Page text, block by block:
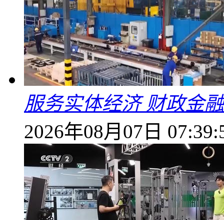
服务实体经济 财政金
2026年08月07日